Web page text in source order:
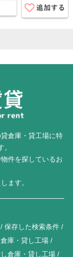
倉庫・貸工場に特
件を探しているお
ます。
保存した検索条件
庫・貸し工場
倉庫・貸し工場